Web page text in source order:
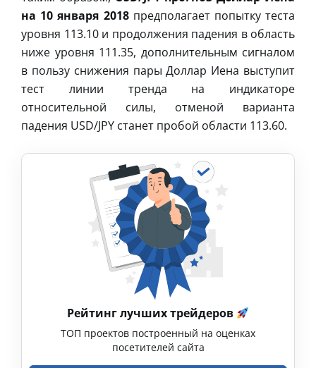
на 10 января 2018предполагает попытку теста
уровня 113.10 и продолжения падения в область
ниже уровня 111.35, дополнительным сигналом
в пользу снижения пары Доллар Иена выступит
тест линии тренда на индикаторе
относительной силы, отменой варианта
падения USD/JPY станет пробой области 113.60.
Рейтинг лучших трейдеров
ТОП проектов построенный на оценках
посетителей сайта